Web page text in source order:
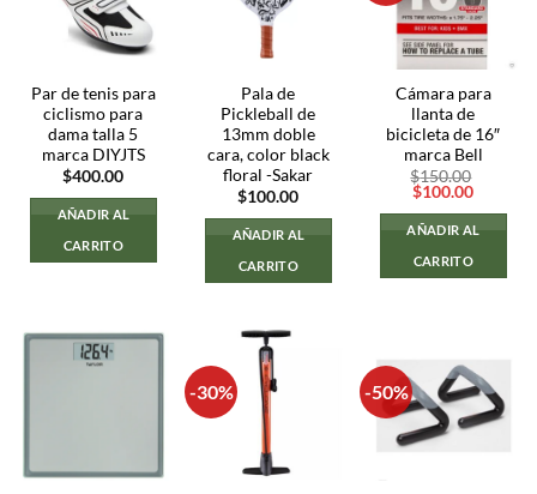
Par de tenis para
ciclismo para
dama talla 5
marca DIYJTS
$400.00
AÑADIR AL
CARRITO
Pala de
Pickleball de
13mm doble
cara, color black
floral -Sakar
$100.00
AÑADIR AL
CARRITO
Cámara para
llanta de
bicicleta de 16″
marca Bell
$150.00
El
original
era:
$150.00.
$100.00El
actual
es:
AÑADIR AL
CARRITO
-30% -50%